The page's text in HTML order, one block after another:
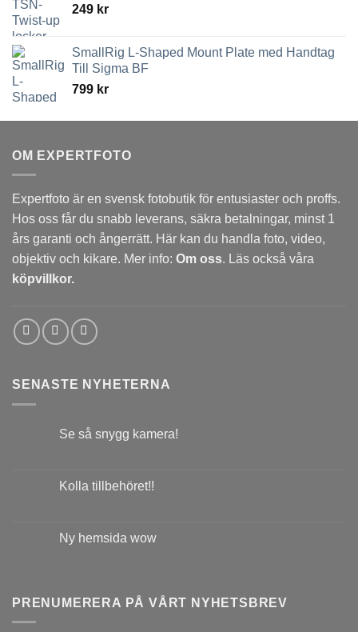
249 kr
SmallRig L-Shaped Mount Plate med Handtag
Till Sigma BF
799 kr
OM EXPERTFOTO
Expertfoto är en svensk fotobutik för entusiaster och proffs.
Hos oss får du snabb leverans, säkra betalningar, minst 1
års garanti och ångerrätt. Här kan du handla foto, video,
objektiv och kikare. Mer info: Om oss. Läs också våra
köpvillkor.
SENASTE NYHETERNA
Se så snygg kamera!
Kolla tillbehöret!!
Ny hemsida wow
PRENUMERERA PÅ VÅRT NYHETSBREV